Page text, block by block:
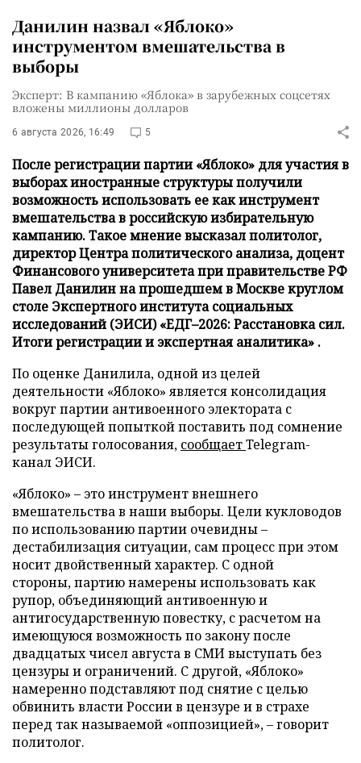
Данилин назвал «Яблоко»
инструментом вмешательства в
выборы
Эксперт: В кампанию «Яблока» в зарубежных соцсетях
вложены миллионы долларов
6 августа 2026, 16:49 5
После регистрации партии «Яблоко» для участия в
выборах иностранные структуры получили
возможность использовать ее как инструмент
вмешательства в российскую избирательную
кампанию. Такое мнение высказал политолог,
директор Центра политического анализа, доцент
Финансового университета при правительстве РФ
Павел Данилин на прошедшем в Москве круглом
столе Экспертного института социальных
исследований (ЭИСИ) «ЕДГ–2026: Расстановка сил.
Итоги регистрации и экспертная аналитика» .
По оценке Данилила, одной из целей
деятельности «Яблоко» является консолидация
вокруг партии антивоенного электората с
последующей попыткой поставить под сомнение
результаты голосования, сообщаетTelegram-
канал ЭИСИ.
«Яблоко» – это инструмент внешнего
вмешательства в наши выборы. Цели кукловодов
по использованию партии очевидны –
дестабилизация ситуации, сам процесс при этом
носит двойственный характер. С одной
стороны, партию намерены использовать как
рупор, объединяющий антивоенную и
антигосударственную повестку, с расчетом на
имеющуюся возможность по закону после
двадцатых чисел августа в СМИ выступать без
цензуры и ограничений. С другой, «Яблоко»
намеренно подставляют под снятие с целью
обвинить власти России в цензуре и в страхе
перед так называемой «оппозицией», – говорит
политолог.